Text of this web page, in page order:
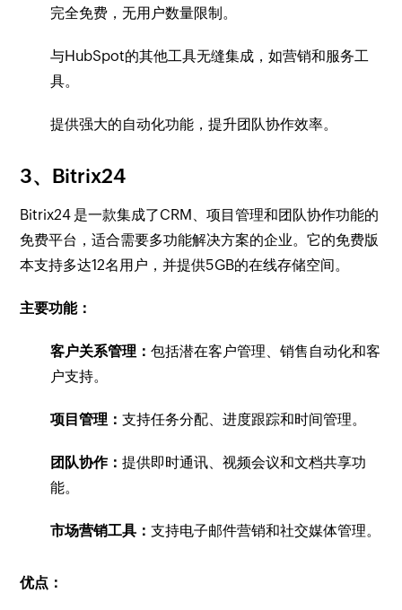
完全免费，无用户数量限制。
与HubSpot的其他工具无缝集成，如营销和服务工
具。
提供强大的自动化功能，提升团队协作效率。
3、Bitrix24
Bitrix24 是一款集成了CRM、项目管理和团队协作功能的
免费平台，适合需要多功能解决方案的企业。它的免费版
本支持多达12名用户，并提供5GB的在线存储空间。
主要功能：
客户关系管理：包括潜在客户管理、销售自动化和客
户支持。
项目管理：支持任务分配、进度跟踪和时间管理。
团队协作：提供即时通讯、视频会议和文档共享功
能。
市场营销工具：支持电子邮件营销和社交媒体管理。
优点：